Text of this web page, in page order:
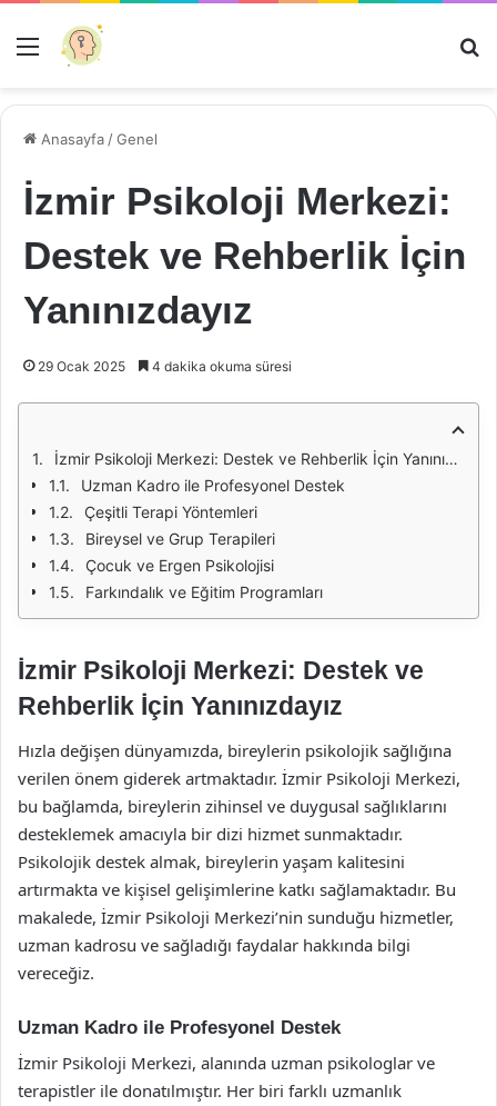
Menü
Anasayfa /Genel
İzmir Psikoloji Merkezi:
Destek ve Rehberlik İçin
Yanınızdayız
29 Ocak 2025 4 dakika okuma süresi
İzmir Psikoloji Merkezi: Destek ve Rehberlik İçin Yanınızdayız
Uzman Kadro ile Profesyonel Destek
Çeşitli Terapi Yöntemleri
Bireysel ve Grup Terapileri
Çocuk ve Ergen Psikolojisi
Farkındalık ve Eğitim Programları
İzmir Psikoloji Merkezi: Destek ve
Rehberlik İçin Yanınızdayız
Hızla değişen dünyamızda, bireylerin psikolojik sağlığına
verilen önem giderek artmaktadır. İzmir Psikoloji Merkezi,
bu bağlamda, bireylerin zihinsel ve duygusal sağlıklarını
desteklemek amacıyla bir dizi hizmet sunmaktadır.
Psikolojik destek almak, bireylerin yaşam kalitesini
artırmakta ve kişisel gelişimlerine katkı sağlamaktadır. Bu
makalede, İzmir Psikoloji Merkezi’nin sunduğu hizmetler,
uzman kadrosu ve sağladığı faydalar hakkında bilgi
vereceğiz.
Uzman Kadro ile Profesyonel Destek
İzmir Psikoloji Merkezi, alanında uzman psikologlar ve
terapistler ile donatılmıştır. Her biri farklı uzmanlık